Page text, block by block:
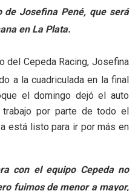
Josefina Pené, que será
en La Plata.
del Cepeda Racing, Josefina
a la cuadriculada en la final
el domingo dejó el auto
por parte de todo el
está listo para ir por más en
con el equipo Cepeda no
fuimos de menor a mayor,